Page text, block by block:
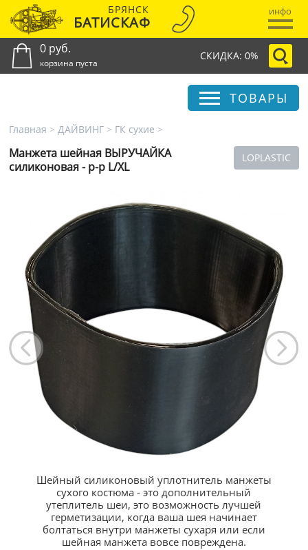
БРЯНСК
БАТИСКАФ
инфо
0 руб.
корзина пуста
СКИДКА: 0%
ТОВАРЫ
Главная > ДАЙВИНГ > ГК сухие >
LOPLASTIC
Манжета шейная ВЫРУЧАЙКА
силиконовая - р-р L/XL
Шейный силиконовый уплотнитель манжеты
сухого костюма - это дополнительный
утеплитель шеи, это возможность лучшей
герметизации, когда ваша шея начинает
болтаться внутри манжеты сухаря или если
шейная манжета вовсе повреждена.